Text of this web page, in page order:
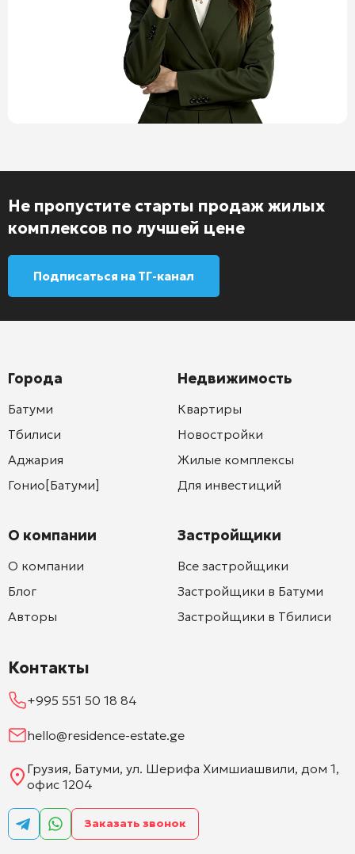
Не пропустите старты продаж жилых
комплексов по лучшей цене
Подписаться на ТГ-канал
Города
Батуми
Тбилиси
Аджария
Гонио[Батуми]
О компании
О компании
Блог
Авторы
Недвижимость
Квартиры
Новостройки
Жилые комплексы
Для инвестиций
Застройщики
Все застройщики
Застройщики в Батуми
Застройщики в Тбилиси
Контакты
+995 551 50 18 84
hello@residence-estate.ge
Грузия, Батуми, ул. Шерифа Химшиашвили, дом 1,
офис 1204
Заказать звонок